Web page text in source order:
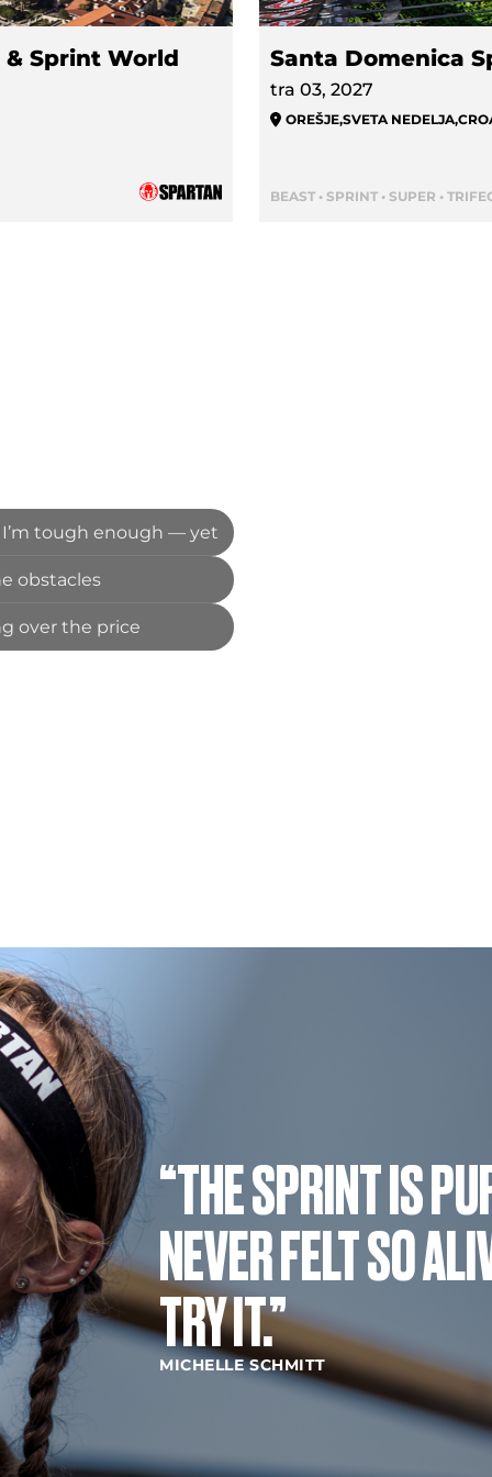
& Sprint World Santa Domenica
tra 03, 2027
OREŠJE,SVETA NEDELJA,
BEAST • SPRINT • SUPER •
“THE SPRINT IS
NEVER FELT SO
TRY IT.”
MICHELLE SCHMITT